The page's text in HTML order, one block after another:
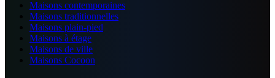
Maisons contemporaines
Maisons traditionnelles
Maisons plain-pied
Maisons à étage
Maisons de ville
Maisons Cocoon